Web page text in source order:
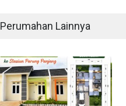
Perumahan Lainnya